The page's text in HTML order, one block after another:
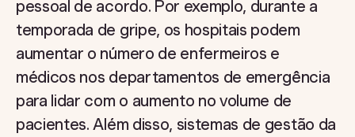
pessoal de acordo. Por exemplo, durante a
temporada de gripe, os hospitais podem
aumentar o número de enfermeiros e
médicos nos departamentos de emergência
para lidar com o aumento no volume de
pacientes. Além disso, sistemas de gestão da